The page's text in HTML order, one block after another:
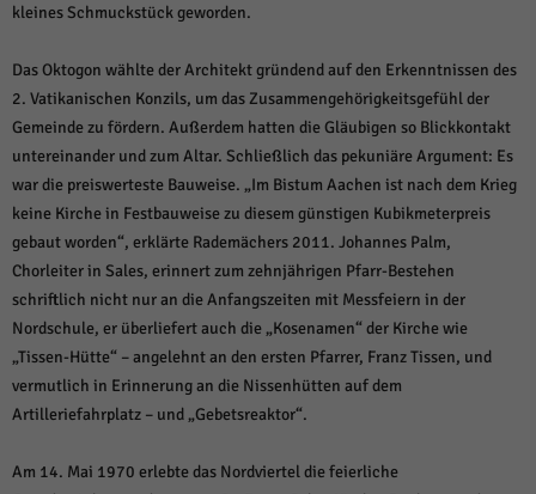
kleines Schmuckstück geworden.
Das Oktogon wählte der Architekt gründend auf den Erkenntnissen des
2. Vatikanischen Konzils, um das Zusammengehörigkeitsgefühl der
Gemeinde zu fördern. Außerdem hatten die Gläubigen so Blickkontakt
untereinander und zum Altar. Schließlich das pekuniäre Argument: Es
war die preiswerteste Bauweise. „Im Bistum Aachen ist nach dem Krieg
keine Kirche in Festbauweise zu diesem günstigen Kubikmeterpreis
gebaut worden“, erklärte Rademächers 2011. Johannes Palm,
Chorleiter in Sales, erinnert zum zehnjährigen Pfarr-Bestehen
schriftlich nicht nur an die Anfangszeiten mit Messfeiern in der
Nordschule, er überliefert auch die „Kosenamen“ der Kirche wie
„Tissen-Hütte“ – angelehnt an den ersten Pfarrer, Franz Tissen, und
vermutlich in Erinnerung an die Nissenhütten auf dem
Artilleriefahrplatz – und „Gebetsreaktor“.
Am 14. Mai 1970 erlebte das Nordviertel die feierliche